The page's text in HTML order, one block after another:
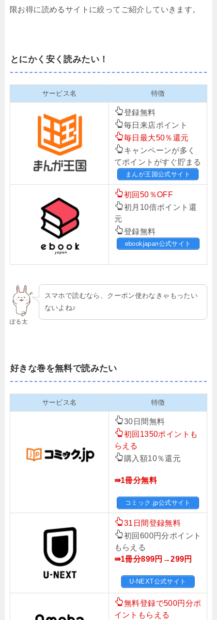
限お得に読めるサイトに絞ってご紹介していきます。
とにかく安く読みたい！
サービス名 特徴
登録無料
毎日来店ポイント
毎日最大50％還元
キャンペーンが多く
てポイントがすぐ貯まる
まんが王国公式サイト
初回50％OFF
初月10倍ポイント還
元
登録無料
ebookjapan公式サイト
ぽる太
スマホで読むなら、クーポン使わなきゃもったい
ないよね♪
好きな巻を無料で読みたい
サービス名 特徴
30日間無料
初回1350ポイントも
らえる
購入額10％還元
⇛1冊分無料
コミック.jp公式サイト
31日間登録無料
初回600円分ポイント
もらえる
⇛1冊分899円→299円
U-NEXT公式サイト
無料登録で500円分ポ
イントもらえる